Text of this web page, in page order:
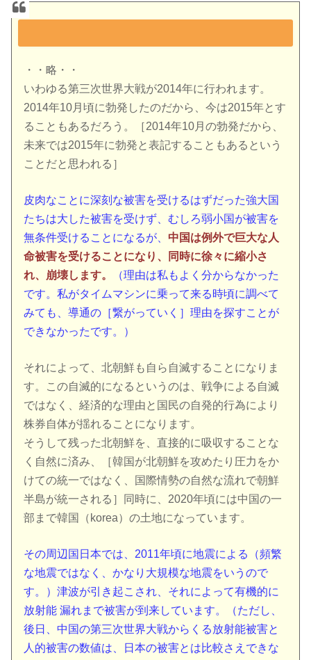
・・略・・
いわゆる第三次世界大戦が2014年に行われます。
2014年10月頃に勃発したのだから、今は2015年とす
ることもあるだろう。［2014年10月の勃発だから、
未来では2015年に勃発と表記することもあるという
ことだと思われる］
皮肉なことに深刻な被害を受けるはずだった強大国
たちは大した被害を受けず、むしろ弱小国が被害を
無条件受けることになるが、 中国は例外で巨大な人
命被害を受けることになり、同時に徐々に縮小さ
れ、崩壊します。
（理由は私もよく分からなかった
です。私がタイムマシンに乗って来る時頃に調べて
みても、導通の［繋がっていく］理由を探すことが
できなかったです。）
それによって、北朝鮮も自ら自滅することになりま
す。この自滅的になるというのは、戦争による自滅
ではなく、経済的な理由と国民の自発的行為により
株券自体が揺れることになります。
そうして残った北朝鮮を、直接的に吸収することな
く自然に済み、［韓国が北朝鮮を攻めたり圧力をか
けての統一ではなく、国際情勢の自然な流れで朝鮮
半島が統一される］同時に、2020年頃には中国の一
部まで韓国（korea）の土地になっています。
その周辺国日本では、2011年頃に地震による（頻繁
な地震ではなく、かなり大規模な地震をいうので
す。）津波が引き起こされ、それによって有機的に
放射能 漏れまで被害が到来しています。（ただし、
後日、中国の第三次世界大戦からくる放射能被害と
人的被害の数値は、日本の被害とは比較さえできな